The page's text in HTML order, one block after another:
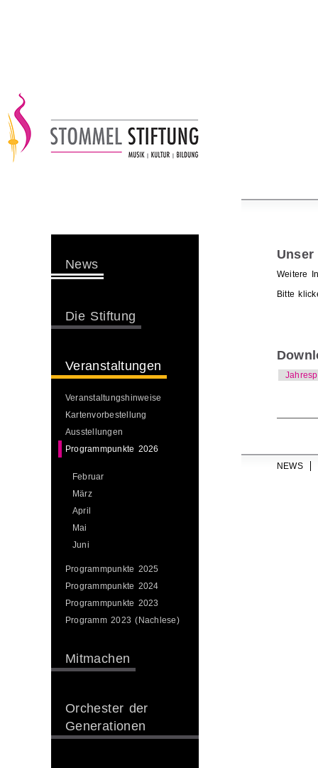
News
Die Stiftung
Veranstaltungen
Veranstaltungshinweise
Kartenvorbestellung
Ausstellungen
Programmpunkte 2026
Februar
März
April
Mai
Juni
Programmpunkte 2025
Programmpunkte 2024
Programmpunkte 2023
Programm 2023 (Nachlese)
Mitmachen
Orchester der
Generationen
Weitere
Bitte
NEWS